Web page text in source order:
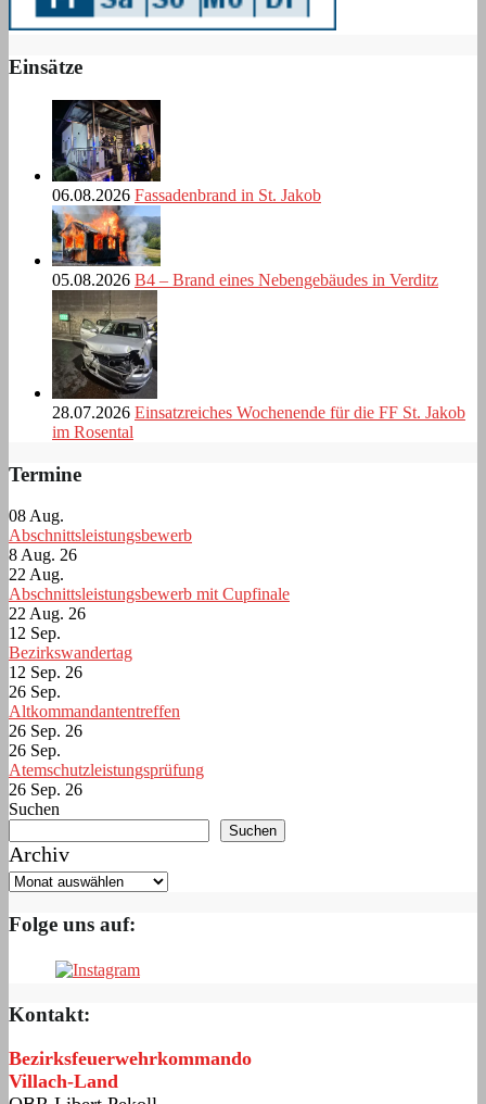
Einsätze
06.08.2026 Fassadenbrand in St. Jakob
05.08.2026 B4 – Brand eines Nebengebäudes in Verditz
28.07.2026 Einsatzreiches Wochenende für die FF St. Jakob
im Rosental
Termine
08 Aug.
Abschnittsleistungsbewerb
8 Aug. 26
22 Aug.
Abschnittsleistungsbewerb mit Cupfinale
22 Aug. 26
12 Sep.
Bezirkswandertag
12 Sep. 26
26 Sep.
Altkommandantentreffen
26 Sep. 26
26 Sep.
Atemschutzleistungsprüfung
26 Sep. 26
Suchen
Suchen
Archiv
Folge uns auf:
Kontakt:
Bezirksfeuerwehrkommando
Villach-Land